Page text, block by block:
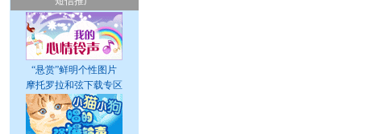
“悬赏”鲜明个性图片
摩托罗拉和弦下载专区